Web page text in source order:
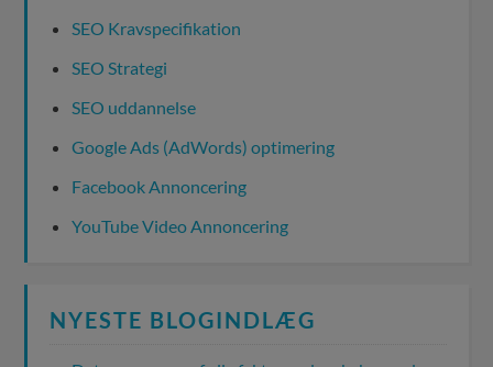
SEO Kravspecifikation
SEO Strategi
SEO uddannelse
Google Ads (AdWords) optimering
Facebook Annoncering
YouTube Video Annoncering
NYESTE BLOGINDLÆG